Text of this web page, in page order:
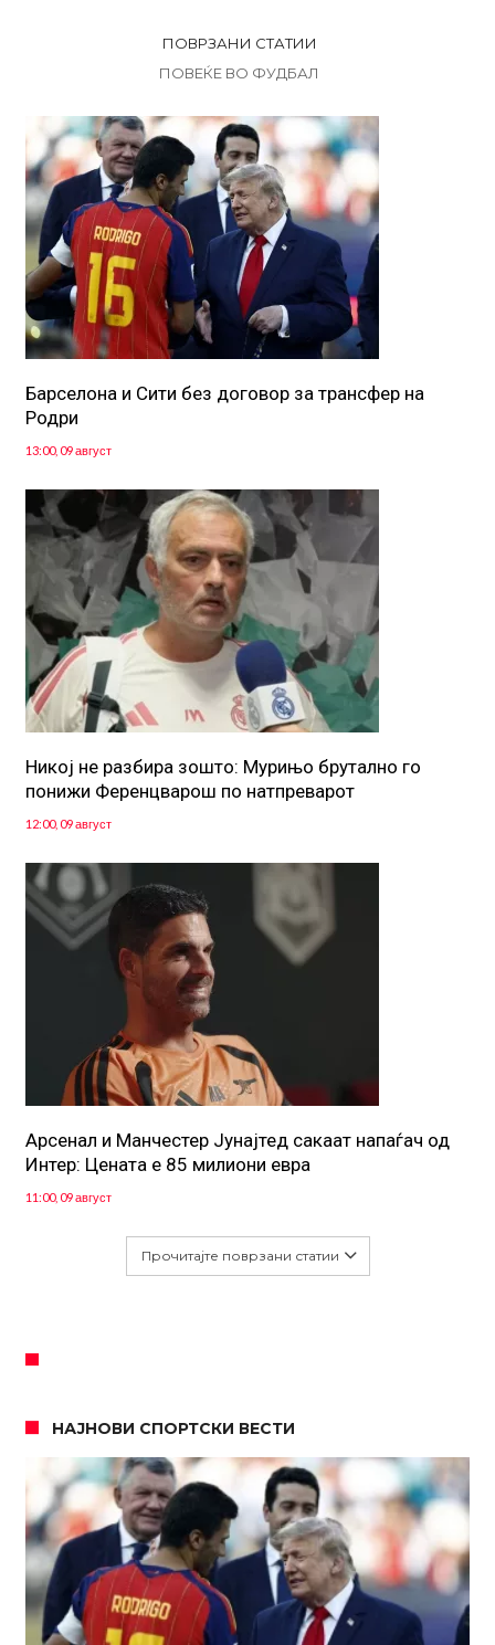
ПОВРЗАНИ СТАТИИ
ПОВЕЌЕ ВО ФУДБАЛ
Барселона и Сити без договор за трансфер на
Родри
13:00, 09 август
Никој не разбира зошто: Мурињо брутално го
понижи Ференцварош по натпреварот
12:00, 09 август
Арсенал и Манчестер Јунајтед сакаат напаѓач од
Интер: Цената е 85 милиони евра
11:00, 09 август
Прочитајте поврзани статии
НАЈНОВИ СПОРТСКИ ВЕСТИ